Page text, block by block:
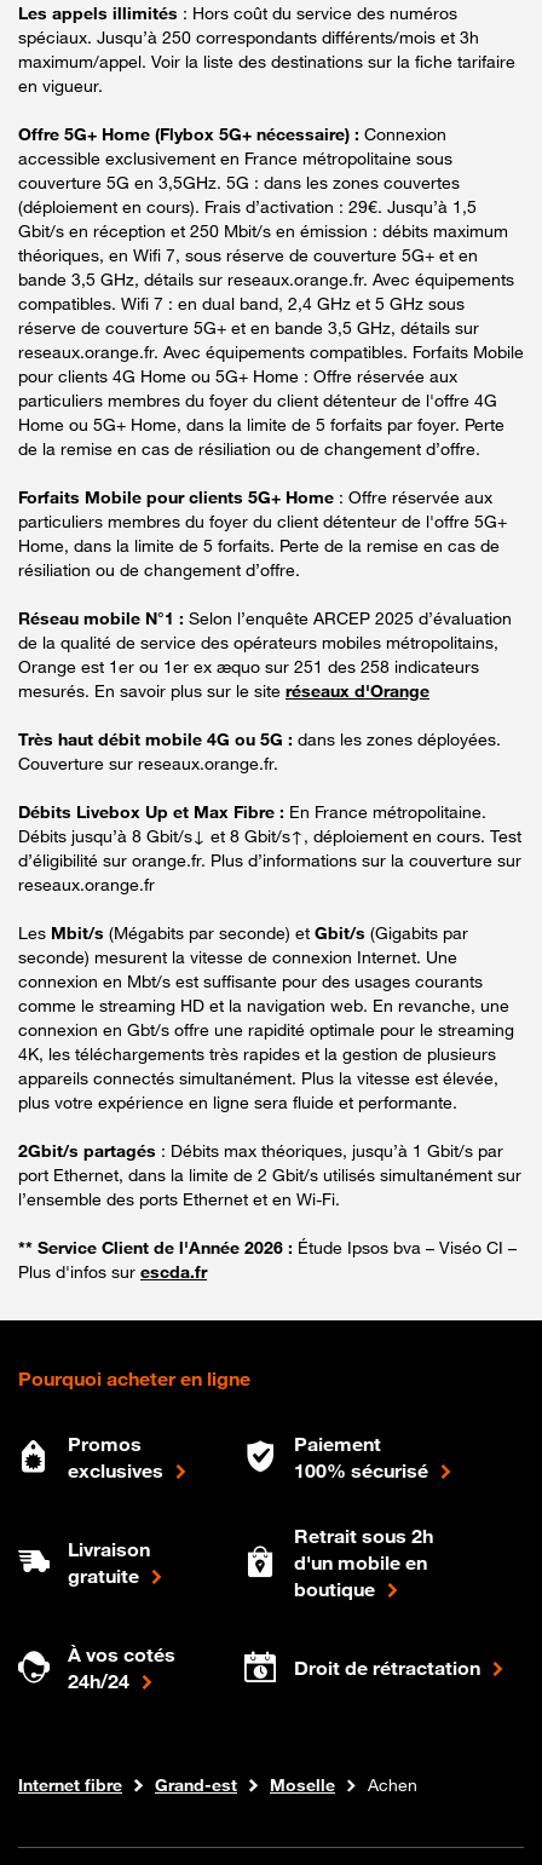
Les appels illimités : Hors coût du service des numéros
spéciaux. Jusqu’à 250 correspondants différents/mois et 3h
maximum/appel. Voir la liste des destinations sur la fiche tarifaire
en vigueur.
Offre 5G+ Home (Flybox 5G+ nécessaire) : Connexion
accessible exclusivement en France métropolitaine sous
couverture 5G en 3,5GHz. 5G : dans les zones couvertes
(déploiement en cours). Frais d’activation : 29€. Jusqu’à 1,5
Gbit/s en réception et 250 Mbit/s en émission : débits maximum
théoriques, en Wifi 7, sous réserve de couverture 5G+ et en
bande 3,5 GHz, détails sur reseaux.orange.fr. Avec équipements
compatibles. Wifi 7 : en dual band, 2,4 GHz et 5 GHz sous
réserve de couverture 5G+ et en bande 3,5 GHz, détails sur
reseaux.orange.fr. Avec équipements compatibles. Forfaits Mobile
pour clients 4G Home ou 5G+ Home : Offre réservée aux
particuliers membres du foyer du client détenteur de l'offre 4G
Home ou 5G+ Home, dans la limite de 5 forfaits par foyer. Perte
de la remise en cas de résiliation ou de changement d’offre.
Forfaits Mobile pour clients 5G+ Home : Offre réservée aux
particuliers membres du foyer du client détenteur de l'offre 5G+
Home, dans la limite de 5 forfaits. Perte de la remise en cas de
résiliation ou de changement d’offre.
Réseau mobile N°1 : Selon l’enquête ARCEP 2025 d’évaluation
de la qualité de service des opérateurs mobiles métropolitains,
Orange est 1er ou 1er ex æquo sur 251 des 258 indicateurs
mesurés. En savoir plus sur le site réseaux d'Orange
Très haut débit mobile 4G ou 5G : dans les zones déployées.
Couverture sur reseaux.orange.fr.
Débits Livebox Up et Max Fibre : En France métropolitaine.
Débits jusqu’à 8 Gbit/s↓ et 8 Gbit/s↑, déploiement en cours. Test
d’éligibilité sur orange.fr. Plus d’informations sur la couverture sur
reseaux.orange.fr
Les Mbit/s (Mégabits par seconde) et Gbit/s (Gigabits par
seconde) mesurent la vitesse de connexion Internet. Une
connexion en Mbt/s est suffisante pour des usages courants
comme le streaming HD et la navigation web. En revanche, une
connexion en Gbt/s offre une rapidité optimale pour le streaming
4K, les téléchargements très rapides et la gestion de plusieurs
appareils connectés simultanément. Plus la vitesse est élevée,
plus votre expérience en ligne sera fluide et performante.
2Gbit/s partagés : Débits max théoriques, jusqu’à 1 Gbit/s par
port Ethernet, dans la limite de 2 Gbit/s utilisés simultanément sur
l’ensemble des ports Ethernet et en Wi-Fi.
** Service Client de l'Année 2026 : Étude Ipsos bva – Viséo CI –
Plus d'infos sur escda.fr
Pourquoi acheter en ligne
Promos
exclusives
Paiement
100% sécurisé
Livraison
gratuite
Retrait sous 2h
d'un mobile en
boutique
À vos cotés
24h/24
Droit de rétractation
Boutique Orange
Internet fibre Grand-est Moselle Achen